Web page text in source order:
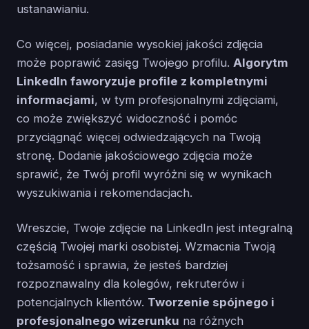
ustanawianiu.
Co więcej, posiadanie wysokiej jakości zdjęcia
może poprawić zasięg Twojego profilu. Algorytm
LinkedIn faworyzuje profile z kompletnymi
informacjami, w tym profesjonalnymi zdjęciami,
co może zwiększyć widoczność i pomóc
przyciągnąć więcej odwiedzających na Twoją
stronę. Dodanie jakościowego zdjęcia może
sprawić, że Twój profil wyróżni się w wynikach
wyszukiwania i rekomendacjach.
Wreszcie, Twoje zdjęcie na LinkedIn jest integralną
częścią Twojej marki osobistej. Wzmacnia Twoją
tożsamość i sprawia, że jesteś bardziej
rozpoznawalny dla kolegów, rekruterów i
potencjalnych klientów. Tworzenie spójnego i
profesjonalnego wizerunku na różnych